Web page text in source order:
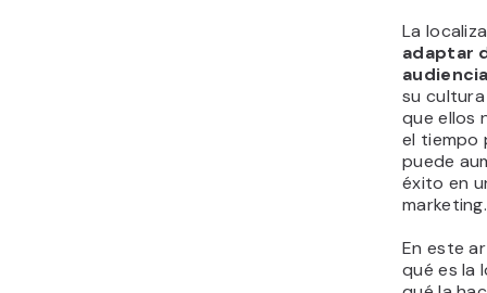
La
adaptar
su
que ellos
el tiempo
puede
éxito en
marketing.
En este
qué es la